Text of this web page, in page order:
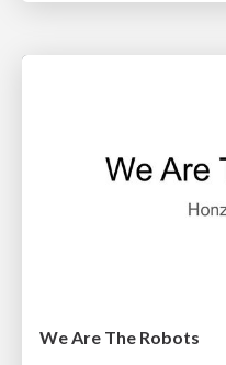
We Are The Robots